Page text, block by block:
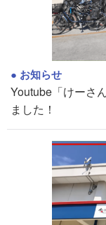
お知らせ
Youtube「けーさ
ました！